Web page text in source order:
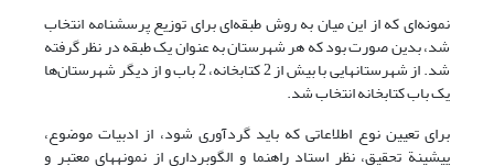
نمونه‌ای که از این میان به روش طبقه‌ای برای توزیع پرسشنامه انتخاب
شد، بدین صورت بود که هر شهرستان به عنوان یک طبقه در نظر گرفته
شد. از شهرستان­هایی با بیش از 2 کتابخانه، 2 باب و از دیگر شهرستان‌ها
یک باب کتابخانه انتخاب شد.
برای تعیین نوع اطلاعاتی که باید گردآوری شود، از ادبیات موضوع،
پیشینة تحقیق، نظر استاد راهنما و الگوبرداری از نمونه‎های ‎معتبر و